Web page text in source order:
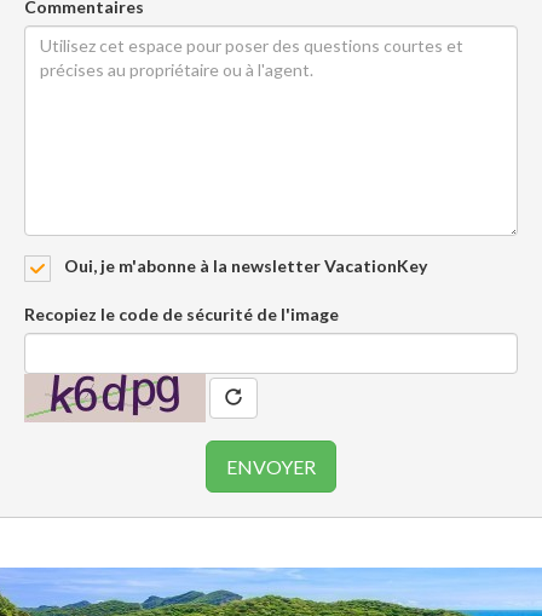
Commentaires
Oui, je m'abonne à la newsletter VacationKey
Recopiez le code de sécurité de l'image